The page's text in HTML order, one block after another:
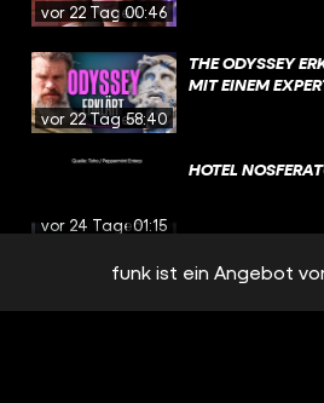
vor 22 Tagen00:46
vor 22 Tagen58:40
THE ODYSSEY
MIT EINEM
vor 24 Tagen01:15
HOTEL
KRITIK: THE
funk ist ein Angebot